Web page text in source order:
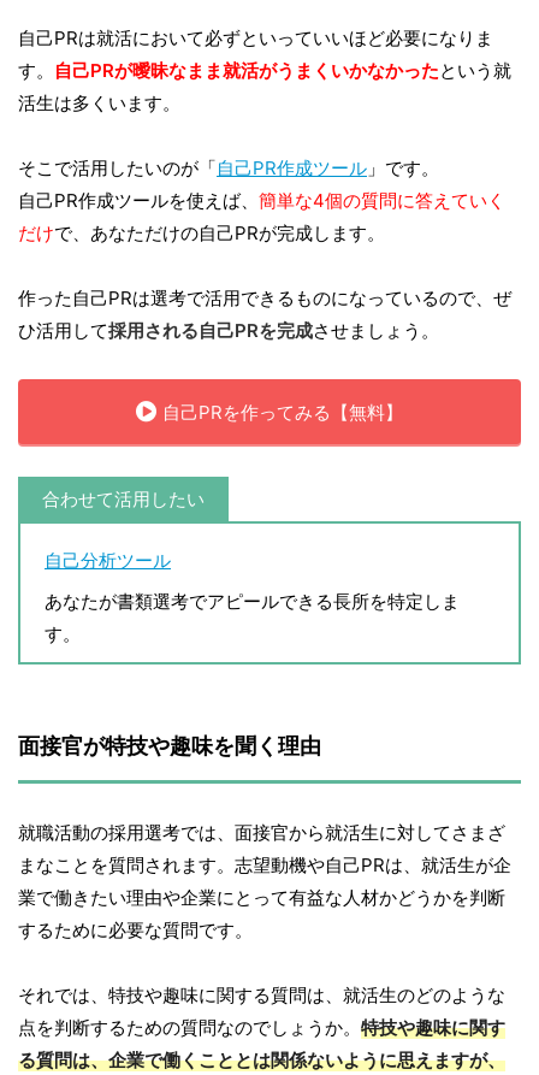
自己PRは就活において必ずといっていいほど必要になりま
す。
自己PRが曖昧なまま就活がうまくいかなかったという就
活生は多くいます。
そこで活用したいのが「自己PR作成ツール 」です。
自己PR作成ツールを使えば、 簡単な4個の質問に答えていく
だけで、あなただけの自己PRが完成します。
作った自己PRは選考で活用できるものになっているので、ぜ
ひ活用して採用される自己PRを完成させましょう。
自己PRを作ってみる【無料】
合わせて活用したい
自己分析ツール
あなたが書類選考でアピールできる長所を特定しま
す。
面接官が特技や趣味を聞く理由
就職活動の採用選考では、面接官から就活生に対してさまざ
まなことを質問されます。志望動機や自己PRは、就活生が企
業で働きたい理由や企業にとって有益な人材かどうかを判断
するために必要な質問です。
それでは、特技や趣味に関する質問は、就活生のどのような
点を判断するための質問なのでしょうか。 特技や趣味に関す
る質問は、企業で働くこととは関係ないように思えますが、